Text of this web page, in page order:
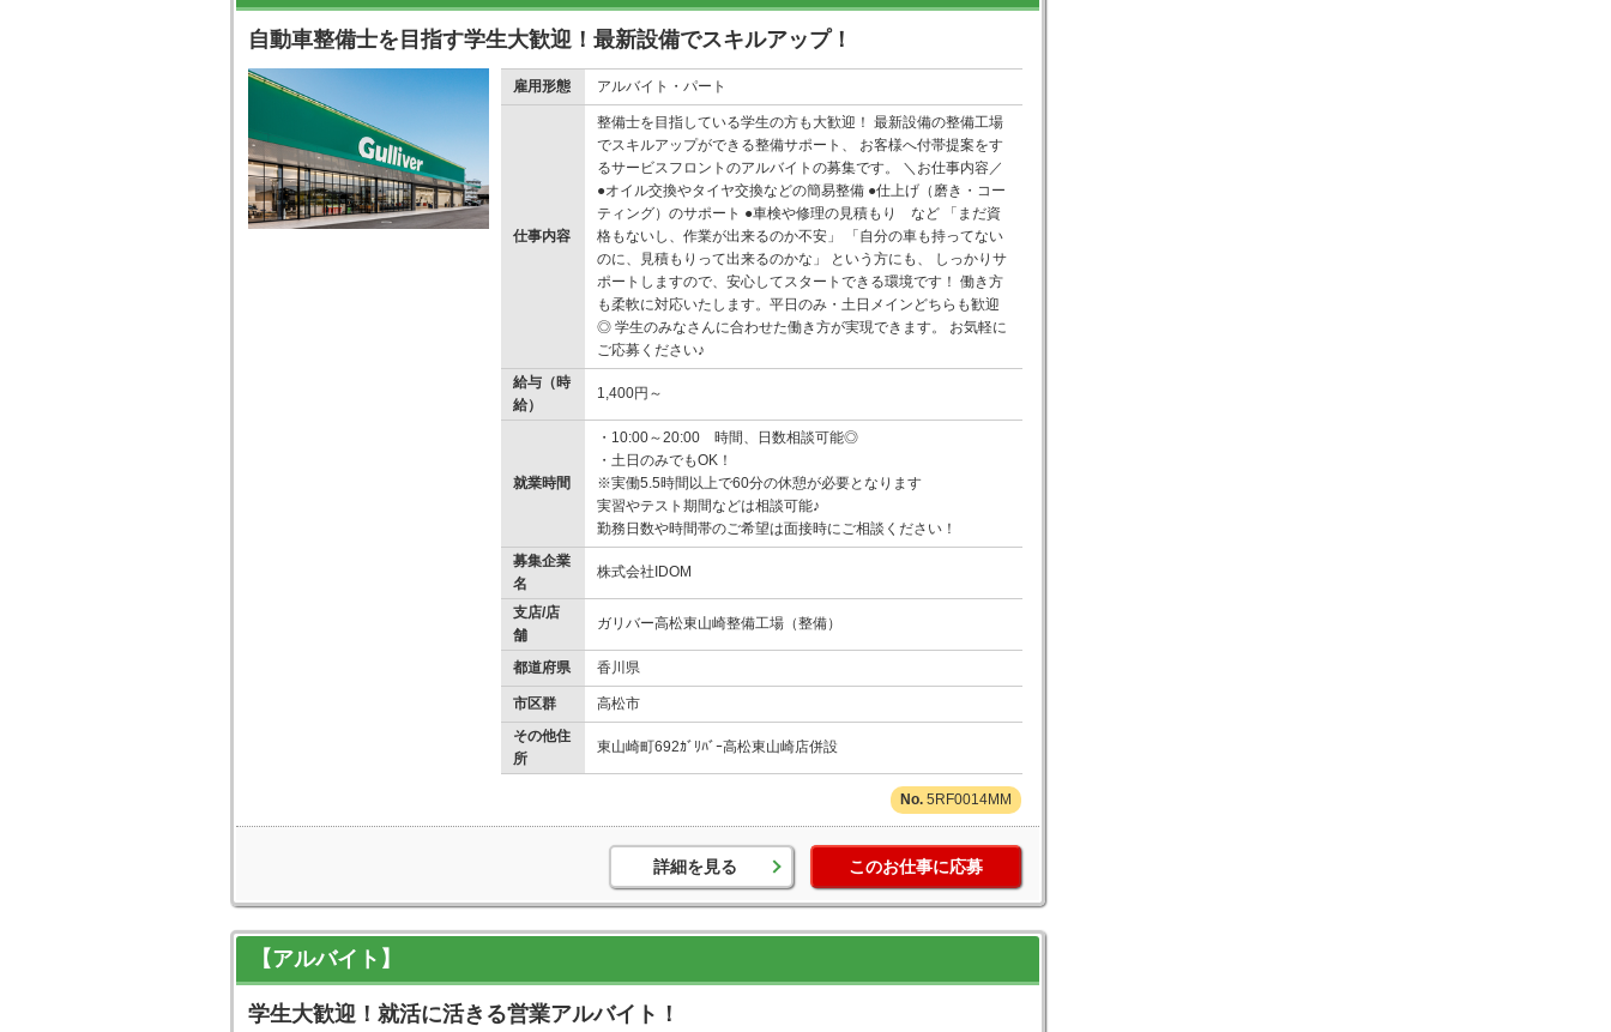
自動車整備士を目指す学生大歓迎！最新設備でスキルアップ！
雇用形態 アルバイト・パート
仕事内容
整備士を目指している学生の方も大歓迎！ 最新設備の整備工場
でスキルアップができる整備サポート、 お客様へ付帯提案をす
るサービスフロントのアルバイトの募集です。 ＼お仕事内容／
●オイル交換やタイヤ交換などの簡易整備 ●仕上げ（磨き・コー
ティング）のサポート ●車検や修理の見積もり など 「まだ資
格もないし、作業が出来るのか不安」 「自分の車も持ってない
のに、見積もりって出来るのかな」 という方にも、 しっかりサ
ポートしますので、安心してスタートできる環境です！ 働き方
も柔軟に対応いたします。平日のみ・土日メインどちらも歓迎
◎ 学生のみなさんに合わせた働き方が実現できます。 お気軽に
ご応募ください♪
給与（時
給）
1,400円～
就業時間
・10:00～20:00 時間、日数相談可能◎
・土日のみでもOK！
※実働5.5時間以上で60分の休憩が必要となります
実習やテスト期間などは相談可能♪
勤務日数や時間帯のご希望は面接時にご相談ください！
募集企業
名
株式会社IDOM
支店/店
舗
ガリバー高松東山崎整備工場（整備）
都道府県 香川県
市区群
高松市
その他住
所
東山崎町692ｶﾞﾘﾊﾞｰ高松東山崎店併設
5RF0014MM
詳細を見る このお仕事に応募
【アルバイト】
学生大歓迎！就活に活きる営業アルバイト！